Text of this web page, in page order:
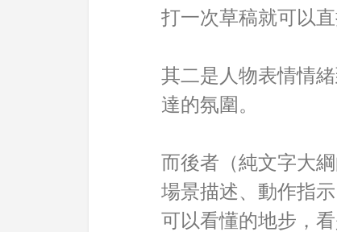
打一次草稿就可以直
其二是人物表情情
達的氛圍。
而後者（純文字大
場景描述、動作指
可以看懂的地步，